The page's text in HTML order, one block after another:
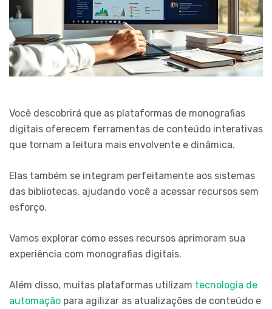
Você descobrirá que as plataformas de monografias
digitais oferecem ferramentas de conteúdo interativas
que tornam a leitura mais envolvente e dinâmica.
Elas também se integram perfeitamente aos sistemas
das bibliotecas, ajudando você a acessar recursos sem
esforço.
Vamos explorar como esses recursos aprimoram sua
experiência com monografias digitais.
Além disso, muitas plataformas utilizam tecnologia de
automação para agilizar as atualizações de conteúdo e